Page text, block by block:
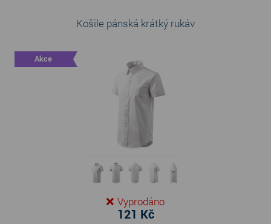
Košile pánská krátký rukáv
Akce
Vyprodáno
121 Kč